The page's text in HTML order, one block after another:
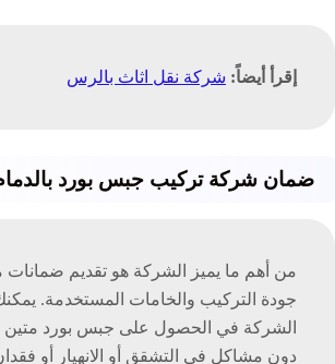
إقرأ أيضاً: شركة نقل اثاث بالرس
ضمان شركة تركيب جبس بورد
من أهم ما يميز الشركة هو تقديم ضمانات
جودة التركيب والخامات المستخدمة.
الشركة في الحصول على جبس بورد متين
دون مشاكل في التشقق أو الانهيار أو